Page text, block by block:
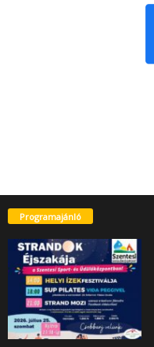
Programajánló